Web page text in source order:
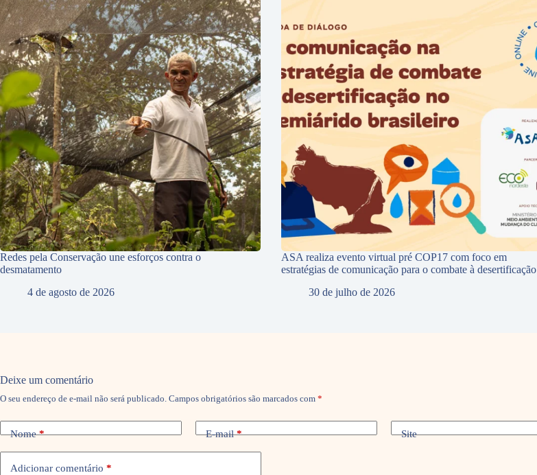
Redes pela Conservação une esforços contra o
desmatamento
4 de agosto de 2026
ASA realiza evento virtual pré COP17 com foco em
estratégias de comunicação para o combate à desertificação
30 de julho de 2026
Deixe um comentário
O seu endereço de e-mail não será publicado. Campos obrigatórios são marcados com *
Nome* E-mail* Site
Adicionar comentário *